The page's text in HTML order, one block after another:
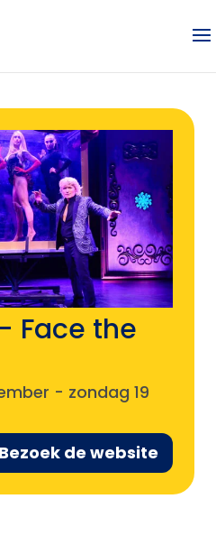
Face the
- zondag 19
Bezoek de website